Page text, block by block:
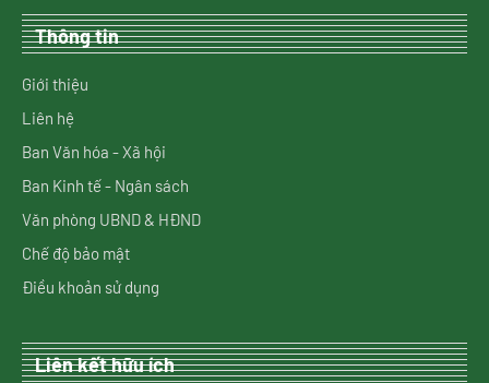
Thông tin
Giới thiệu
Liên hệ
Ban Văn hóa - Xã hội
Ban Kinh tế - Ngân sách
Văn phòng UBND & HĐND
Chế độ bảo mật
Điều khoản sử dụng
Liên kết hữu ích